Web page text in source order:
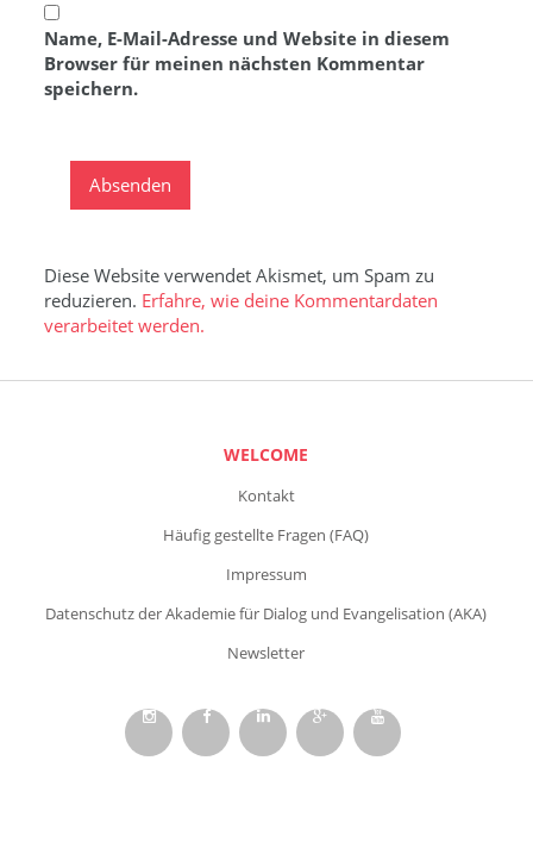
Name, E-Mail-Adresse und Website in diesem
Browser für meinen nächsten Kommentar
speichern.
Diese Website verwendet Akismet, um Spam zu
reduzieren. Erfahre, wie deine Kommentardaten
verarbeitet werden.
WELCOME
Kontakt
Häufig gestellte Fragen (FAQ)
Impressum
Datenschutz der Akademie für Dialog und Evangelisation (AKA)
Newsletter